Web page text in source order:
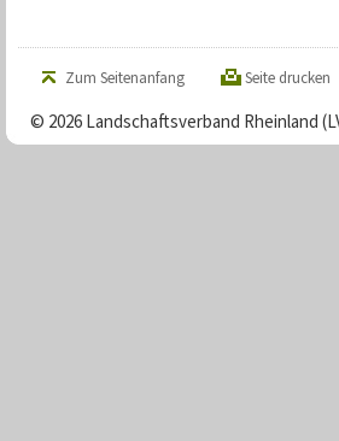
Zum Seitenanfang Seite drucken
© 2026 Landschaftsverband Rheinland